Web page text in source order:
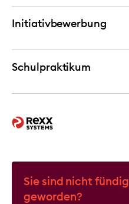
Initiativbewerbung
Schulpraktikum
Sie sind nicht fündig
geworden?